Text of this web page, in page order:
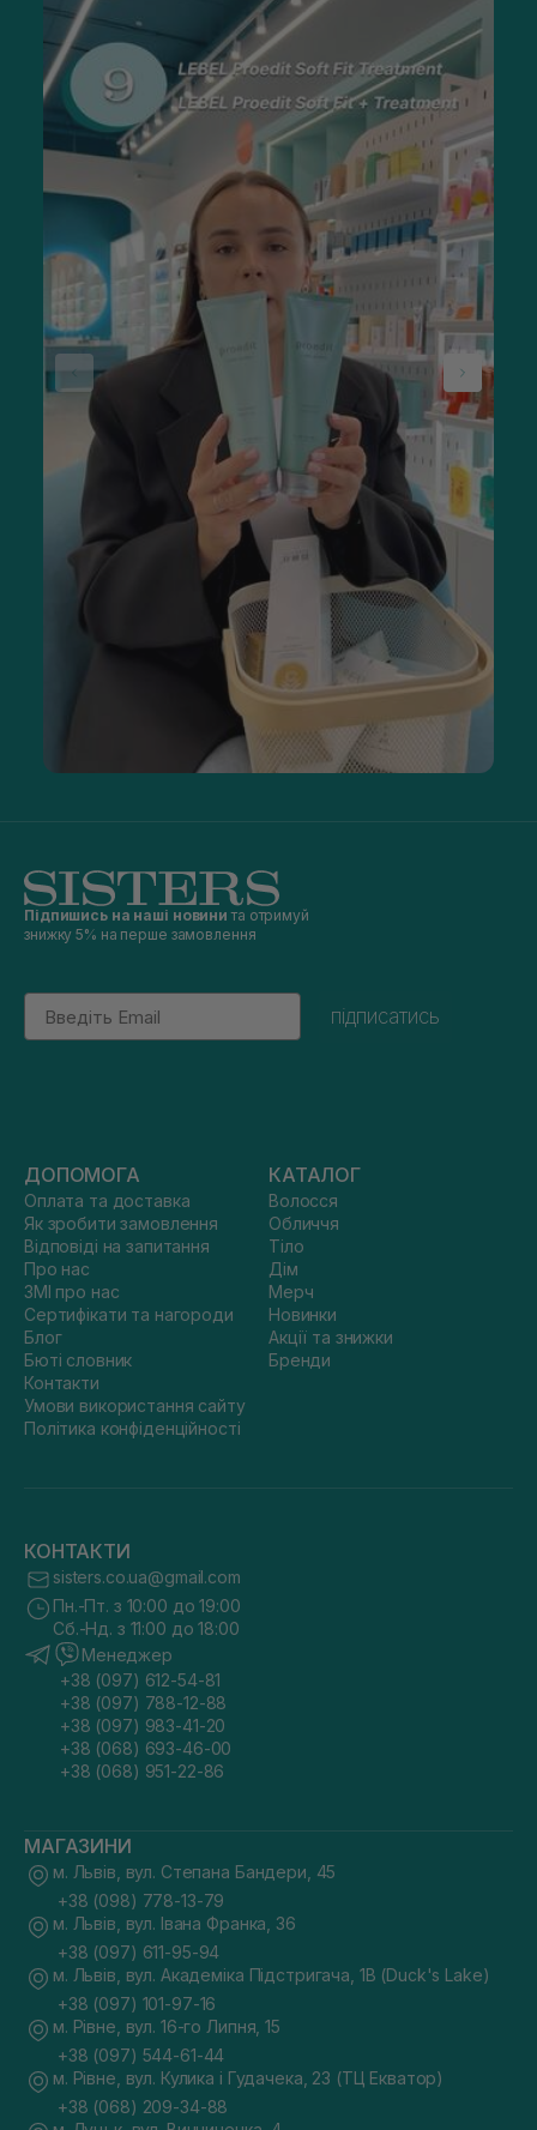
Підпишись на наші новини та отримуй
знижку 5% на перше замовлення
Email
підписатись
ДОПОМОГА
Оплата та доставка
Як зробити замовлення
Відповіді на запитання
Про нас
ЗМІ про нас
Сертифікати та нагороди
Блог
Бюті словник
Контакти
Умови використання сайту
Політика конфіденційності
КАТАЛОГ
Волосся
Обличчя
Тіло
Дім
Мерч
Новинки
Акції та знижки
Бренди
КОНТАКТИ
sisters.co.ua@gmail.com
Пн.-Пт. з 10:00 до 19:00
Сб.-Нд. з 11:00 до 18:00
Менеджер
+38 (097) 612-54-81
+38 (097) 788-12-88
+38 (097) 983-41-20
+38 (068) 693-46-00
+38 (068) 951-22-86
МАГАЗИНИ
м. Львів, вул. Степана Бандери, 45
+38 (098) 778-13-79
м. Львів, вул. Івана Франка, 36
+38 (097) 611-95-94
м. Львів, вул. Академіка Підстригача, 1В (Duck's Lake)
+38 (097) 101-97-16
м. Рівне, вул. 16-го Липня, 15
+38 (097) 544-61-44
м. Рівне, вул. Кулика і Гудачека, 23 (ТЦ Екватор)
+38 (068) 209-34-88